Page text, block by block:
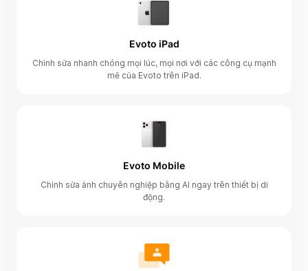
Evoto iPad
Chỉnh sửa nhanh chóng mọi lúc, mọi nơi với các công cụ mạnh
mẽ của Evoto trên iPad.
Evoto Mobile
Chỉnh sửa ảnh chuyên nghiệp bằng AI ngay trên thiết bị di
động.